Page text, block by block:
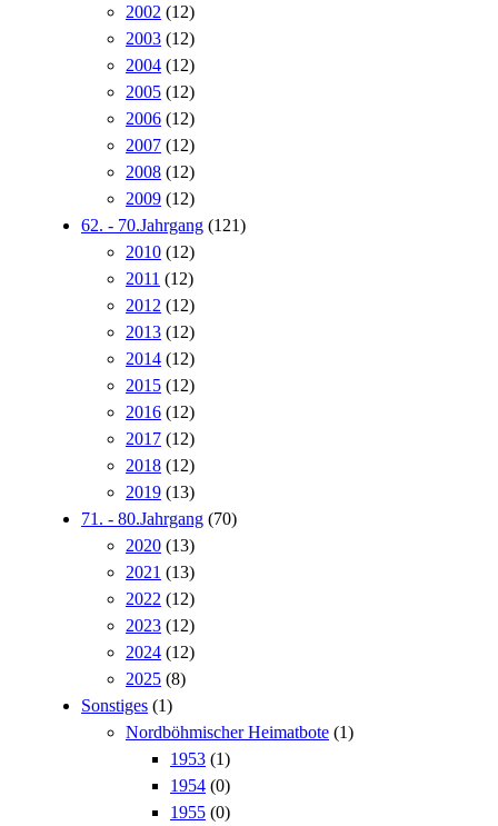
2002 (12)
2003 (12)
2004 (12)
2005 (12)
2006 (12)
2007 (12)
2008 (12)
2009 (12)
62. - 70.Jahrgang (121)
2010 (12)
2011 (12)
2012 (12)
2013 (12)
2014 (12)
2015 (12)
2016 (12)
2017 (12)
2018 (12)
2019 (13)
71. - 80.Jahrgang (70)
2020 (13)
2021 (13)
2022 (12)
2023 (12)
2024 (12)
2025 (8)
Sonstiges (1)
Nordböhmischer Heimatbote (1)
1953 (1)
1954 (0)
1955 (0)